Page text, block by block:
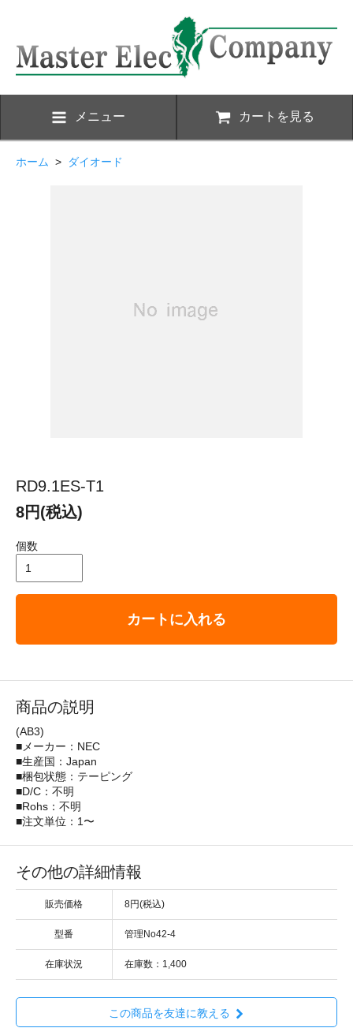
メニュー カートを見る
ホーム > ダイオード
RD9.1ES-T1
8円(税込)
個数
カートに入れる
商品の説明
(AB3)
■メーカー：NEC
■生産国：Japan
■梱包状態：テーピング
■D/C：不明
■Rohs：不明
■注文単位：1〜
その他の詳細情報
販売価格 8円(税込)
型番 管理No42-4
在庫状況 在庫数：1,400
この商品を友達に教える